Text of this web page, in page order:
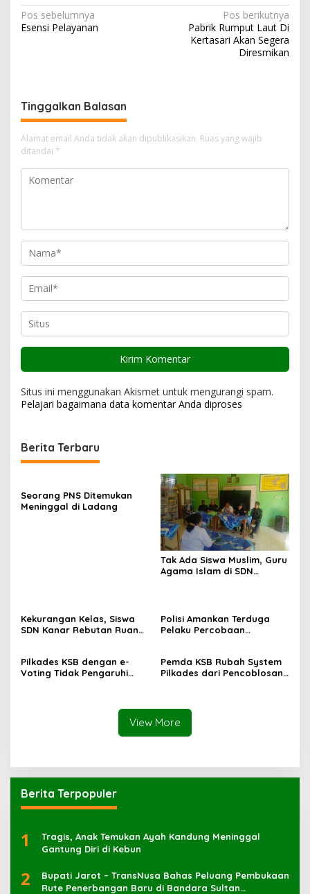
N
a
g
a
s
i
p
Pos sebelumnya
Esensi Pelayanan
Pos berikutnya
Pabrik Rumput Laut Di
Kertasari Akan Segera
Diresmikan
Tinggalkan Balasan
Alamat email Anda tidak akan dipublikasikan. Ruas yang wajib
ditandai *
Situs ini menggunakan Akismet untuk mengurangi spam.
Pelajari bagaimana data komentar Anda diproses
Berita Terbaru
Seorang PNS Ditemukan
Meninggal di Ladang
Tak Ada Siswa Muslim, Guru
Agama Islam di SDN
Kekurangan Kelas, Siswa
SDN Kanar Rebutan Ruang
Polisi Amankan Terduga
Pelaku Percobaan
Pilkades KSB dengan e-
Voting Tidak Pengaruhi
Pemda KSB Rubah System
Pilkades dari Pencoblosan
View More
Berita Terpopuler
1
Tragis, Anak Temukan Ayah Kandung Meninggal
Gantung Diri di Kebun
2
Bupati Jarot – TransNusa Bahas Peluang Pembukaan
Rute Penerbangan Baru di Bandara Sultan